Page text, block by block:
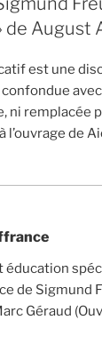
des
névroses »
de August
est une
avec
ni remplacée
l’ouvrage de
éducation
de Sigmund
Géraud